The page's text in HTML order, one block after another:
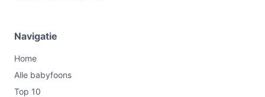
Navigatie
Home
Alle babyfoons
Top 10